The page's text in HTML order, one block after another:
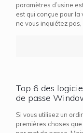
paramètres d’usine
est qui conçue pour
ne vous inquiétez
Top 6 des
de passe
Si vous utilisez un
premières choses